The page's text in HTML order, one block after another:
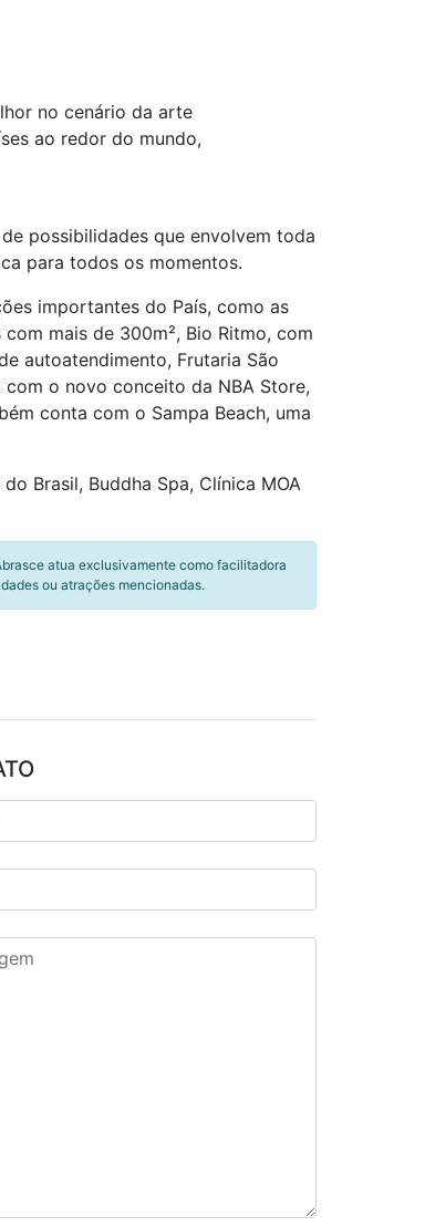
no cenário da arte
ao redor do mundo,
possibilidades que envolvem toda
para todos os momentos.
importantes do País, como as
mais de 300m², Bio Ritmo, com
autoatendimento, Frutaria São
o novo conceito da NBA Store,
conta com o Sampa Beach, uma
Brasil, Buddha Spa, Clínica MOA
atua exclusivamente como facilitadora
ou atrações mencionadas.